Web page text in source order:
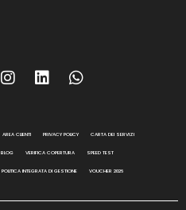
AREA CLIENTI PRIVACY POLICY CARTA DEI SERVIZI
BLOG VERIFICA COPERTURA SPEED TEST
POLITICA INTEGRATA DI GESTIONE VOUCHER 2026